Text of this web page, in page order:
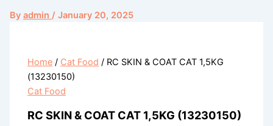
By admin / January 20, 2025
Home / Cat Food / RC SKIN & COAT CAT 1,5KG
(13230150)
Cat Food
RC SKIN & COAT CAT 1,5KG (13230150)